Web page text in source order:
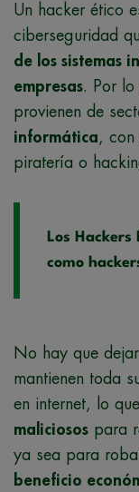
Un hacker ético
ciberseguridad
de los sistemas
empresas . Por
provienen de
informática ,
piratería o
Los
como
No hay que
mantienen toda
en internet, lo que
maliciosos para
ya sea para
beneficio